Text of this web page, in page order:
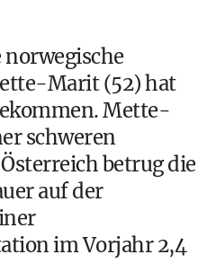
norwegische
Marit (52) hat
Mette-
schweren
betrug die
auf der
im Vorjahr 2,4